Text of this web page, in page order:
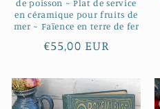
de poisson ~ Plat de service
en céramique pour fruits de
mer ~ Faïence en terre de fer
Prix
€55,00 EUR